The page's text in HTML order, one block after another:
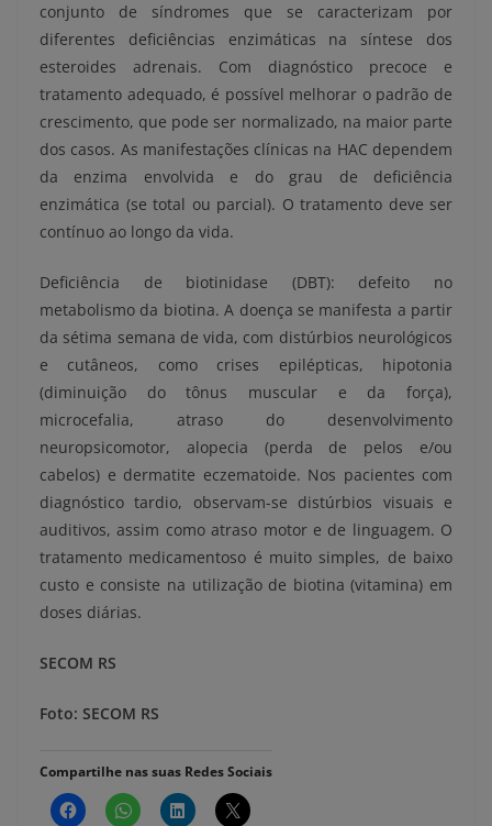
conjunto de síndromes que se caracterizam por
diferentes deficiências enzimáticas na síntese dos
esteroides adrenais. Com diagnóstico precoce e
tratamento adequado, é possível melhorar o padrão de
crescimento, que pode ser normalizado, na maior parte
dos casos. As manifestações clínicas na HAC dependem
da enzima envolvida e do grau de deficiência
enzimática (se total ou parcial). O tratamento deve ser
contínuo ao longo da vida.
Deficiência de biotinidase (DBT): defeito no
metabolismo da biotina. A doença se manifesta a partir
da sétima semana de vida, com distúrbios neurológicos
e cutâneos, como crises epilépticas, hipotonia
(diminuição do tônus muscular e da força),
microcefalia, atraso do desenvolvimento
neuropsicomotor, alopecia (perda de pelos e/ou
cabelos) e dermatite eczematoide. Nos pacientes com
diagnóstico tardio, observam-se distúrbios visuais e
auditivos, assim como atraso motor e de linguagem. O
tratamento medicamentoso é muito simples, de baixo
custo e consiste na utilização de biotina (vitamina) em
doses diárias.
SECOM RS
Foto: SECOM RS
Compartilhe nas suas Redes Sociais